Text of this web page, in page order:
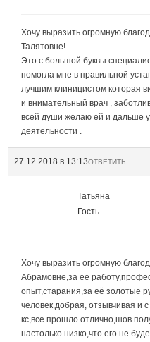
Хочу выразить огромную
Талятовне!
Это с большой буквы
помогла мне в правильной
лучшим клиницистом которая
и внимательный врач ,
всей души желаю ей и дальше
деятельности .
27.12.2018 в 13:13ОТВЕТИТЬ
Татьяна
Гость
Хочу выразить огромную
Абрамовне,за ее
опыт,старания,за её золотые
человек,добрая, отзывчивая и
кс,все прошло отлично,шов
настолько низко,что его не